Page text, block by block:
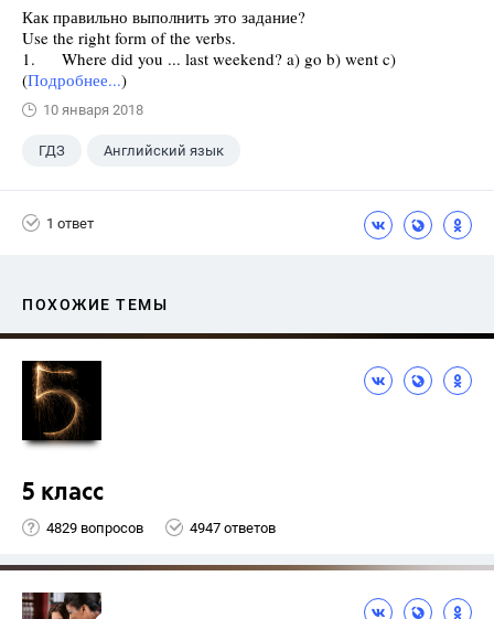
Как правильно выполнить это задание?
Use the right form of the verbs.
1. Where did you ... last weekend? a) go b) went c)
(Подробнее...)
10 января 2018
ГДЗ Английский язык
1 ответ
ПОХОЖИЕ ТЕМЫ
5 класс
4829 вопросов 4947 ответов